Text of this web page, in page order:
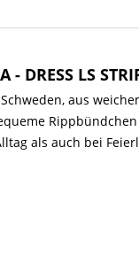
LS
aus
als auch bei